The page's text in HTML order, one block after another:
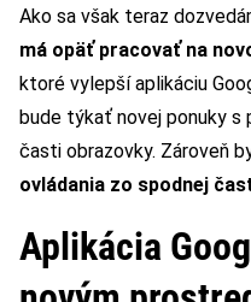
Ako sa však teraz
má opäť pracovať na
ktoré vylepší aplikáciu
bude týkať novej ponuky s
časti obrazovky. Zároveň
ovládania zo spodnej
Aplikácia